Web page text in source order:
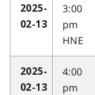
2025-
02-13
3:00
pm
HNE
2025-
02-13
4:00
pm